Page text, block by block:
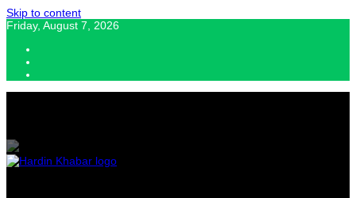
Skip to content
Friday, August 7, 2026